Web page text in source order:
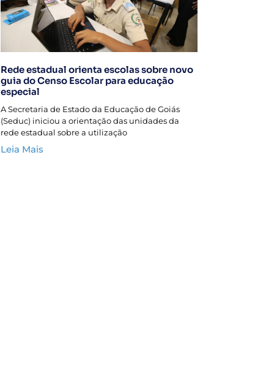
Rede estadual orienta escolas sobre novo
guia do Censo Escolar para educação
especial
A Secretaria de Estado da Educação de Goiás
(Seduc) iniciou a orientação das unidades da
rede estadual sobre a utilização
Leia Mais